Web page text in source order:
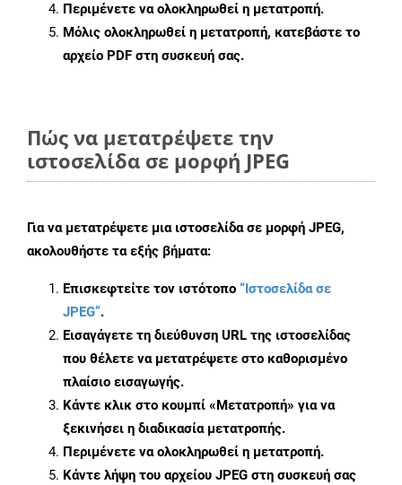
Περιμένετε να ολοκληρωθεί η μετατροπή.
Μόλις ολοκληρωθεί η μετατροπή, κατεβάστε το
αρχείο PDF στη συσκευή σας.
Πώς να μετατρέψετε την
ιστοσελίδα σε μορφή JPEG
Για να μετατρέψετε μια ιστοσελίδα σε μορφή JPEG,
ακολουθήστε τα εξής βήματα:
Επισκεφτείτε τον ιστότοπο “Ιστοσελίδα σε
JPEG”.
Εισαγάγετε τη διεύθυνση URL της ιστοσελίδας
που θέλετε να μετατρέψετε στο καθορισμένο
πλαίσιο εισαγωγής.
Κάντε κλικ στο κουμπί «Μετατροπή» για να
ξεκινήσει η διαδικασία μετατροπής.
Περιμένετε να ολοκληρωθεί η μετατροπή.
Κάντε λήψη του αρχείου JPEG στη συσκευή σας